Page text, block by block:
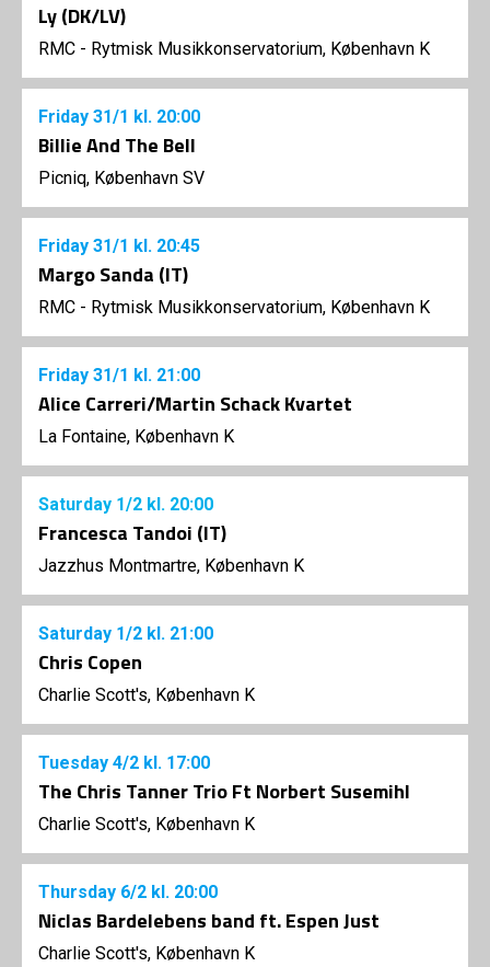
Ly (DK/LV)
RMC - Rytmisk Musikkonservatorium, København K
Friday 31/1 kl. 20:00
Billie And The Bell
Picniq, København SV
Friday 31/1 kl. 20:45
Margo Sanda (IT)
RMC - Rytmisk Musikkonservatorium, København K
Friday 31/1 kl. 21:00
Alice Carreri/Martin Schack Kvartet
La Fontaine, København K
Saturday 1/2 kl. 20:00
Francesca Tandoi (IT)
Jazzhus Montmartre, København K
Saturday 1/2 kl. 21:00
Chris Copen
Charlie Scott's, København K
Tuesday 4/2 kl. 17:00
The Chris Tanner Trio Ft Norbert Susemihl
Charlie Scott's, København K
Thursday 6/2 kl. 20:00
Niclas Bardelebens band ft. Espen Just
Charlie Scott's, København K